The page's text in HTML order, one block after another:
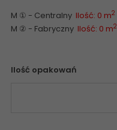
M ① - Centralny Ilość: 0 m2
M ② - Fabryczny Ilość: 0 m2
Ilość opakowań